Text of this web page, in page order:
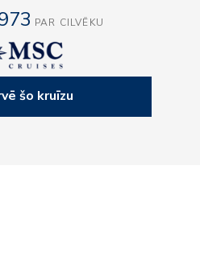
PAR CILVĒKU
šo kruīzu